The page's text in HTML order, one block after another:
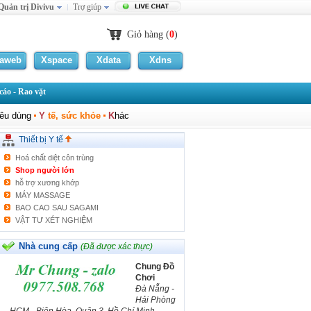
trị Divivu Trợ giúp
Giỏ hàng (0)
Xspace Xdata Xdns
- Rao vặt
dùng Y tế, sức khỏe Khác
Thiết bị Y tế
Máy lọc nước 30-50 lít/h
MÁY KHÍ DUNG MŨI HỌNG
Lô
Máy chạy bộ cơ
Máy chạy bộ điện
Xe đạp tập thể dục
Giường điện đa chức năng
Máy trị viêm khớp, gout
Máy trị viêm mũi dị ứng
Hoá chất diệt côn trùng
Shop người lớn
hỗ trợ xương khớp
MÁY MASSAGE
BAO CAO SAU SAGAMI
VẬT TƯ XÉT NGHIỆM
Bóng trẻ em
Bóng ném
Máy Lọc Nước HomePure
Máy Lọc Nước HomePure
Giường massage
Nhà cung cấp (Đã được xác thực)
Chung Đồ
Chơi
Đà Nẵng -
Hải Phòng